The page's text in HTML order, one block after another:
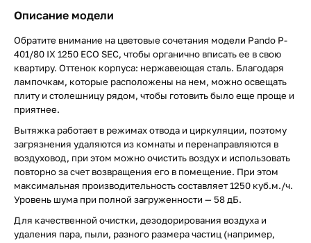
Описание модели
Обратите внимание на цветовые сочетания модели Pando P-
401/80 IX 1250 ECO SEC, чтобы органично вписать ее в свою
квартиру. Оттенок корпуса: нержавеющая сталь. Благодаря
лампочкам, которые расположены на нем, можно освещать
плиту и столешницу рядом, чтобы готовить было еще проще и
приятнее.
Вытяжка работает в режимах отвода и циркуляции, поэтому
загрязнения удаляются из комнаты и перенаправляются в
воздуховод, при этом можно очистить воздух и использовать
повторно за счет возвращения его в помещение. При этом
максимальная производительность составляет 1250 куб.м./ч.
Уровень шума при полной загруженности — 58 дБ.
Для качественной очистки, дезодорирования воздуха и
удаления пара, пыли, разного размера частиц (например,